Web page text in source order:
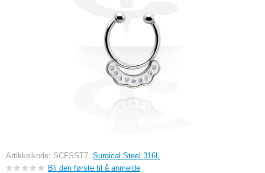
Artikkelkode: SCFSST7, Surgical Steel 316L
Bli den første til å anmelde